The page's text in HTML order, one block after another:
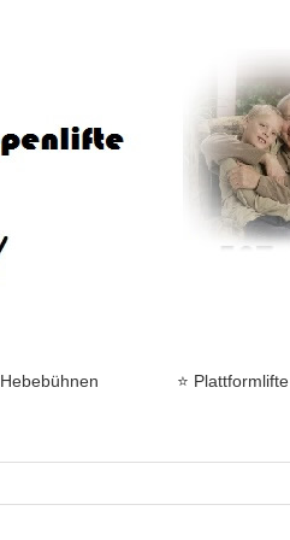
Hebebühnen ⭐ Plattformlifte